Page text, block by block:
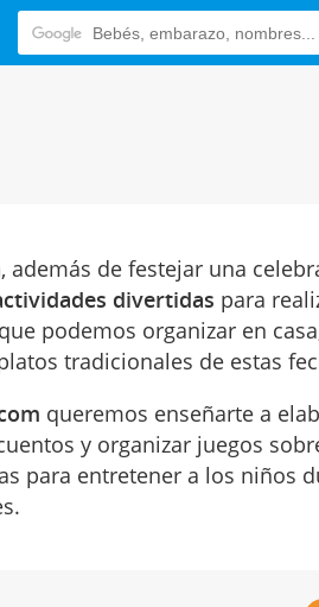
, además de festejar una
divertidas para
podemos organizar en
tradicionales de estas
queremos enseñarte a
y organizar juegos
para entretener a los niños